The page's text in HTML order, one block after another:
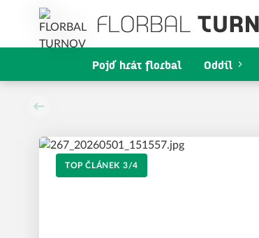
Pojď hrát florbal Oddíl
TOP ČLÁNEK 4/4